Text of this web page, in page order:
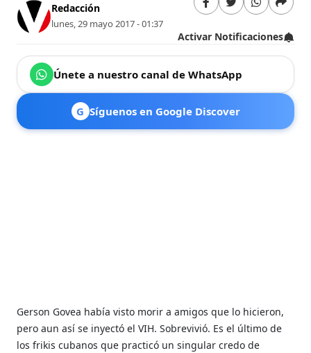
Redacción
lunes, 29 mayo 2017 - 01:37
Activar Notificaciones
Únete a nuestro canal de WhatsApp
G Síguenos en Google Discover
Gerson Govea había visto morir a amigos que lo hicieron,
pero aun así se inyectó el VIH. Sobrevivió. Es el último de
los frikis cubanos que practicó un singular credo de